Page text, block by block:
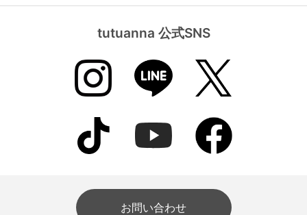
tutuanna 公式SNS
お問い合わせ